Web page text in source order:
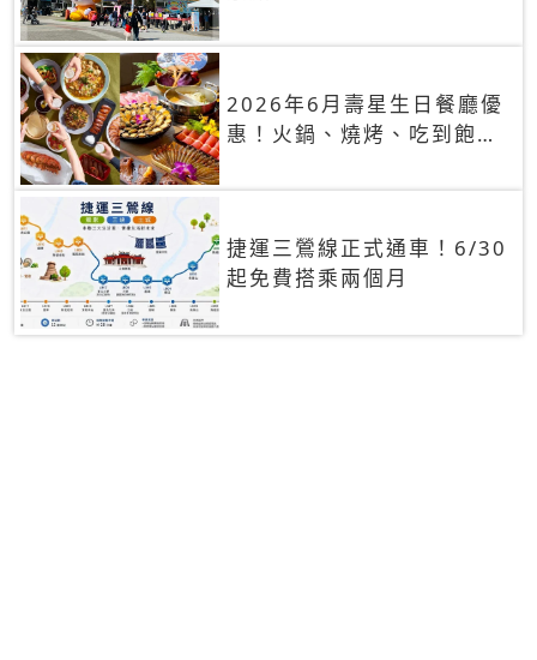
2026年6月壽星生日餐廳優
惠！火鍋、燒烤、吃到飽，
捷運三鶯線正式通車！6/30
起免費搭乘兩個月